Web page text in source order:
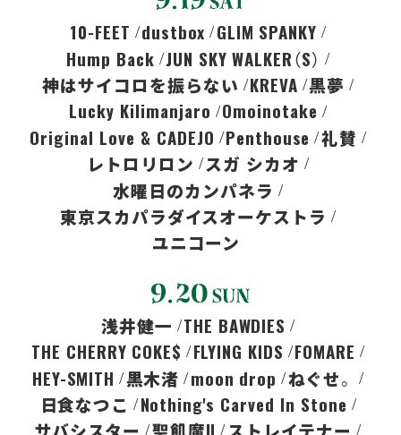
10-FEET dustbox GLIM SPANKY
Hump Back JUN SKY WALKER（S）
神はサイコロを振らない KREVA 黒夢
Lucky Kilimanjaro Omoinotake
Original Love & CADEJO Penthouse 礼賛
レトロリロン スガ シカオ
⽔曜⽇のカンパネラ
東京スカパラダイスオーケストラ
ユニコーン
浅井健一 THE BAWDIES
THE CHERRY COKE$ FLYING KIDS FOMARE
HEY-SMITH 黒木渚 moon drop ねぐせ。
日食なつこ
Nothing's Carved In Stone